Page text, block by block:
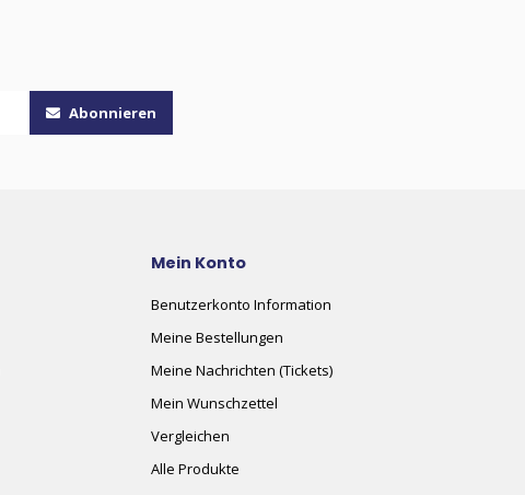
Abonnieren
Mein Konto
Benutzerkonto Information
Meine Bestellungen
Meine Nachrichten (Tickets)
Mein Wunschzettel
Vergleichen
Alle Produkte